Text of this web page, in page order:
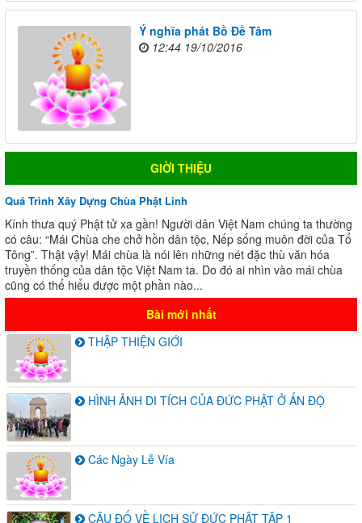
Ý nghĩa phát Bồ Đề Tâm
12:44 19/10/2016
GIỜI THIỆU
Quá Trình Xây Dựng Chùa Phật Linh
Kính thưa quý Phật tử xa gần! Người dân Việt Nam chúng ta thường
có câu: “Mái Chùa che chở hồn dân tộc, Nếp sống muôn đời của Tổ
Tông”. Thật vậy! Mái chùa là nói lên những nét đặc thù văn hóa
truyền thống của dân tộc Việt Nam ta. Do đó ai nhìn vào mái chùa
cũng có thể hiểu được một phần nào...
Bài mới nhất
THẬP THIỆN GIỚI
HÌNH ẢNH DI TÍCH CỦA ĐỨC PHẬT Ở ẤN ĐỘ
Các Ngày Lễ Vía
CÂU ĐỐ VỀ LỊCH SỬ ĐỨC PHẬT TẬP 1